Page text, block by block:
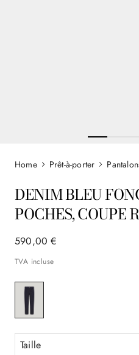
Prêt-à-porter
DENIM BLEU
POCHES, COUPE
590,00 €
TVA incluse
Taille